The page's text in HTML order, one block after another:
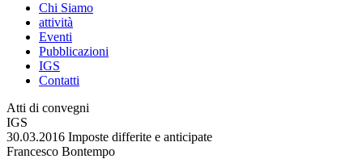
Chi Siamo
attività
Eventi
Pubblicazioni
IGS
Contatti
Atti di convegni
IGS
30.03.2016 Imposte differite e anticipate
Francesco Bontempo